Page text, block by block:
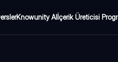
Knowunity AIİçerik Üreticisi